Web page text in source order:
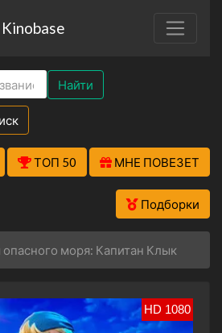
Kinobase
Найти
ТОП 50 МНЕ ПОВЕЗЕТ
Подборки
моря: Капитан Клык
HD 1080